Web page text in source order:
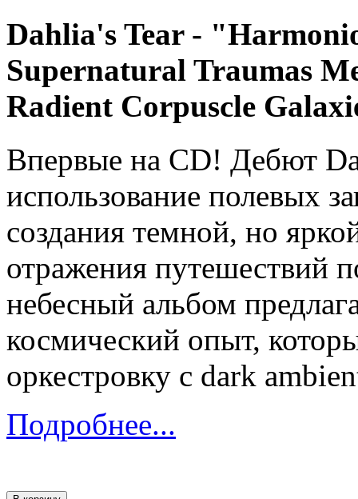
Dahlia's Tear ‎-
Supernatural Traumas
Radient Corpuscle
Впервые на CD! Дебют
использование полевых
создания темной, но
отражения путешествий
небесный альбом
космический опыт,
оркестровку с dark
Подробнее...